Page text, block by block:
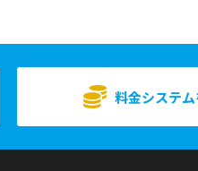
料金システム